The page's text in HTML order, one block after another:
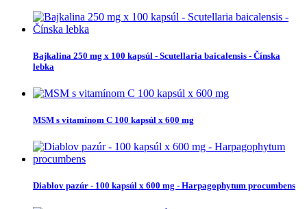
Bajkalina 250 mg x 100 kapsúl - Scutellaria baicalensis - Čínska
lebka
MSM s vitamínom C 100 kapsúl x 600 mg
Diablov pazúr - 100 kapsúl x 600 mg - Harpagophytum procumbens